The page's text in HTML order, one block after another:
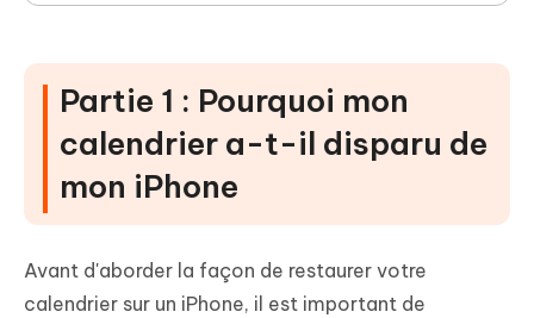
Partie 1 : Pourquoi mon
calendrier a-t-il disparu de
mon iPhone
Avant d'aborder la façon de restaurer votre
calendrier sur un iPhone, il est important de